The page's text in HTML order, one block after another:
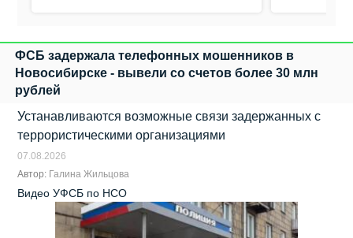
ФСБ задержала телефонных мошенников в
Новосибирске - вывели со счетов более 30 млн
рублей
Устанавливаются возможные связи задержанных с
террористическими организациями
07.08.2026
Автор: Галина Жильцова
Видео УФСБ по НСО